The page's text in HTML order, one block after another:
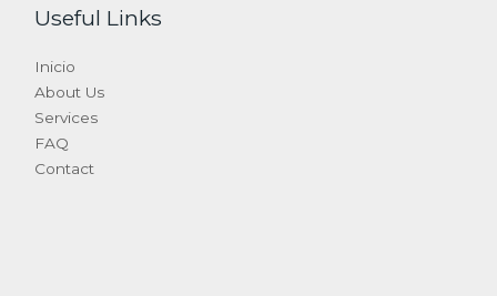
Useful Links
Inicio
About Us
Services
FAQ
Contact